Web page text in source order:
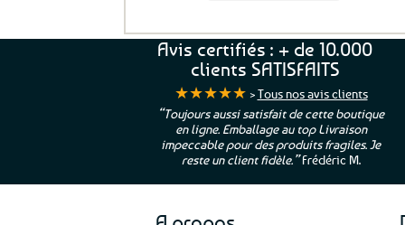
Avis certifiés : + de 10.000
clients SATISFAITS
★★★★★ >Tous nos avis clients
“Toujours aussi satisfait de cette boutique
en ligne. Emballage au top Livraison
impeccable pour des produits fragiles. Je
reste un client fidèle.”Frédéric M.